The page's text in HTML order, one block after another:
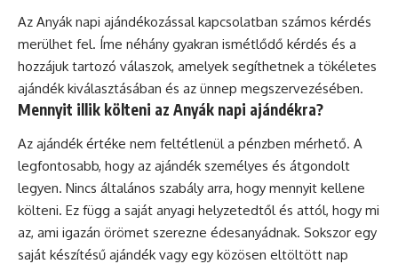
Az Anyák napi ajándékozással kapcsolatban számos kérdés
merülhet fel. Íme néhány gyakran ismétlődő kérdés és a
hozzájuk tartozó válaszok, amelyek segíthetnek a tökéletes
ajándék kiválasztásában és az ünnep megszervezésében.
Mennyit illik költeni az Anyák napi ajándékra?
Az ajándék értéke nem feltétlenül a pénzben mérhető. A
legfontosabb, hogy az ajándék személyes és átgondolt
legyen. Nincs általános szabály arra, hogy mennyit kellene
költeni. Ez függ a saját anyagi helyzetedtől és attól, hogy mi
az, ami igazán örömet szerezne édesanyádnak. Sokszor egy
saját készítésű ajándék vagy egy közösen eltöltött nap